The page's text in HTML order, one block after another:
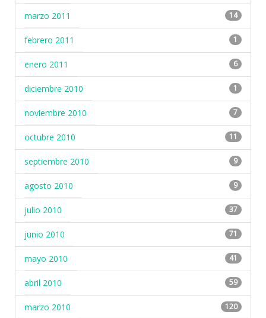
marzo 2011 14
febrero 2011 1
enero 2011 6
diciembre 2010 1
noviembre 2010 7
octubre 2010 11
septiembre 2010 9
agosto 2010 9
julio 2010 37
junio 2010 71
mayo 2010 41
abril 2010 59
marzo 2010 120